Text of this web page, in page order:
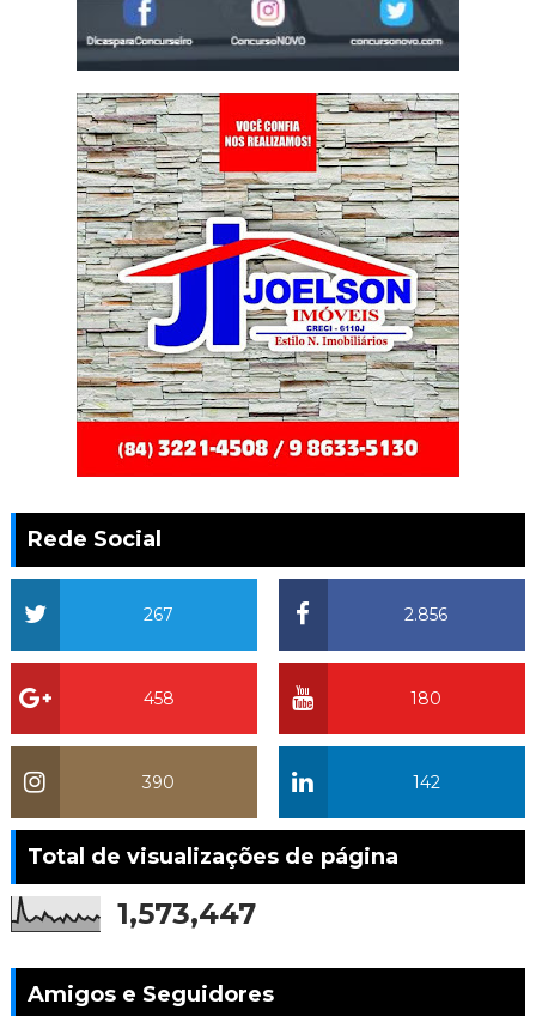
Rede Social
2.856
267
180
458
142
390
Total de visualizações de página
1,573,447
Amigos e Seguidores